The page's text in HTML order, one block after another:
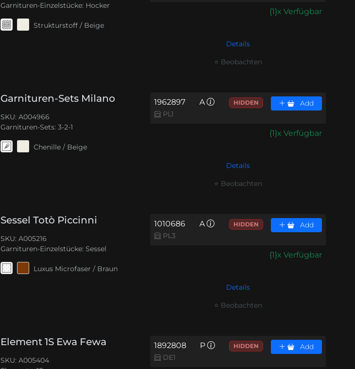
Garnituren-Einzelstücke: Hocker
Strukturstoff / Beige
{1}x Verfügbar
Details
⭐ Beobachten
Garnituren-Sets Milano
SKU: A004966
Garnituren-Sets: 3-2-1
Chenille / Beige
1962897
PL1
A HIDDEN Add
{1}x Verfügbar
Details
⭐ Beobachten
Sessel Totò Piccinni
SKU: A005216
Garnituren-Einzelstücke: Sessel
Luxus Microfaser / Braun
1010686
PL3
A HIDDEN Add
{1}x Verfügbar
Details
⭐ Beobachten
Element 1S Ewa Fewa
SKU: A005404
1892808
DE1
P HIDDEN Add